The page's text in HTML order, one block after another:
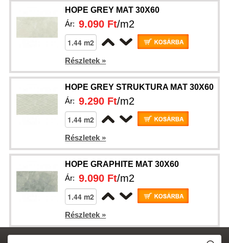
HOPE GREY MAT 30X60
Ár:9.090 Ft/m2
Részletek »
HOPE GREY STRUKTURA MAT 30X60
Ár:9.290 Ft/m2
Részletek »
HOPE GRAPHITE MAT 30X60
Ár:9.090 Ft/m2
Részletek »